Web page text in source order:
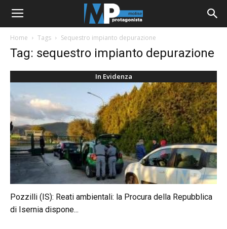
Home Tags Sequestro impianto depurazione
Tag: sequestro impianto depurazione
In Evidenza
Pozzilli (IS): Reati ambientali: la Procura della Repubblica
di Isernia dispone...